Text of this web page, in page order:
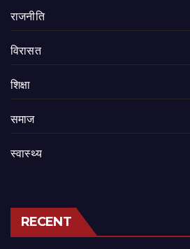
राजनीति
‍‍विरासत
शिक्षा
समाज
स्वास्थ्य
RECENT